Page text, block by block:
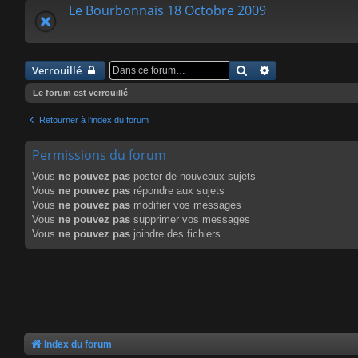
Le Bourbonnais 18 Octobre 2009
Verrouillé Rechercher
Le forum est verrouillé
Retourner à l’index du forum
Permissions du forum
Vous ne pouvez pas poster de nouveaux sujets
Vous ne pouvez pas répondre aux sujets
Vous ne pouvez pas modifier vos messages
Vous ne pouvez pas supprimer vos messages
Vous ne pouvez pas joindre des fichiers
Index du forum